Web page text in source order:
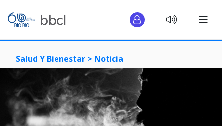
Salud Y Bienestar > Noticia